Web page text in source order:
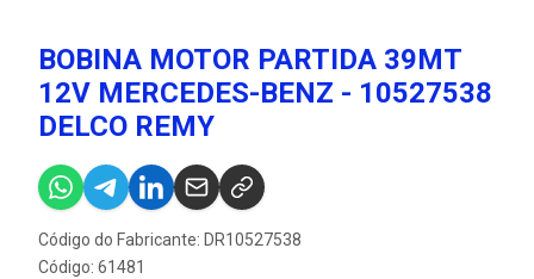
BOBINA MOTOR PARTIDA 39MT
12V MERCEDES-BENZ - 10527538
DELCO REMY
Código do Fabricante: DR10527538
Código: 61481